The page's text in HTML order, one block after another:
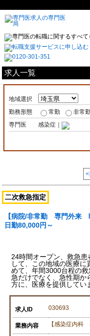
求人一覧
地域選択
勤務形態
常勤 非常
専門医
感染症｜
二次救急指定
【病院/非常勤 専門外来
日勤80,000円～
24時間オープン、救急
して、この地域の医療
めて、年間3000台程の
急だけでなく、急性期か
方に、医療を提供してい
求人ID 030693
業務内容 【感染症内科